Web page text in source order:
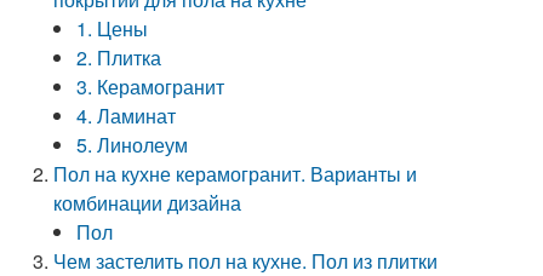
1. Цены
2. Плитка
3. Керамогранит
4. Ламинат
5. Линолеум
Пол на кухне керамогранит. Варианты и
комбинации дизайна
Пол
Чем застелить пол на кухне. Пол из плитки